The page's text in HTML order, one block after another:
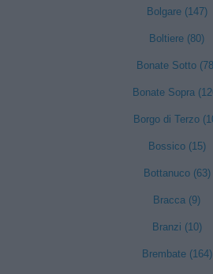
Bolgare (147)
Boltiere (80)
Bonate Sotto
Bonate Sopra
Borgo di Terzo
Bossico (15)
Bottanuco (63)
Bracca (9)
Branzi (10)
Brembate (164)